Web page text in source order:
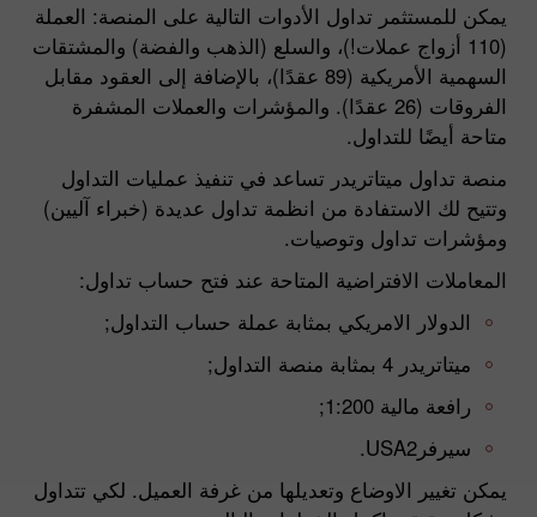
يمكن للمستثمر تداول الأدوات التالية على المنصة: العملة
(110 أزواج عملات!)، والسلع (الذهب والفضة) والمشتقات
السهمية الأمريكية (89 عقدًا)، بالإضافة إلى العقود مقابل
الفروقات (26 عقدًا). والمؤشرات والعملات المشفرة
متاحة أيضًا للتداول.
منصة تداول ميتاتريدر تساعد في تنفيذ عمليات التداول
وتتيح لك الاستفادة من انظمة تداول عديدة (خبراء آليين)
ومؤشرات تداول وتوصيات.
المعاملات الافتراضية المتاحة عند فتح حساب تداول:
الدولار الامريكي بمثابة عملة حساب التداول;
ميتاتريدر 4 بمثابة منصة التداول;
رافعة مالية 1:200;
سيرفرUSA2.
يمكن تغيير الاوضاع وتعديلها من غرفة العميل. لكي تتداول